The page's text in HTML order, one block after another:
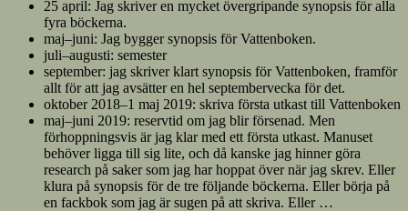
25 april: Jag skriver en mycket övergripande synopsis för alla
fyra böckerna.
maj–juni: Jag bygger synopsis för Vattenboken.
juli–augusti: semester
september: jag skriver klart synopsis för Vattenboken, framför
allt för att jag avsätter en hel septembervecka för det.
oktober 2018–1 maj 2019: skriva första utkast till Vattenboken
maj–juni 2019: reservtid om jag blir försenad. Men
förhoppningsvis är jag klar med ett första utkast. Manuset
behöver ligga till sig lite, och då kanske jag hinner göra
research på saker som jag har hoppat över när jag skrev. Eller
klura på synopsis för de tre följande böckerna. Eller börja på
en fackbok som jag är sugen på att skriva. Eller …